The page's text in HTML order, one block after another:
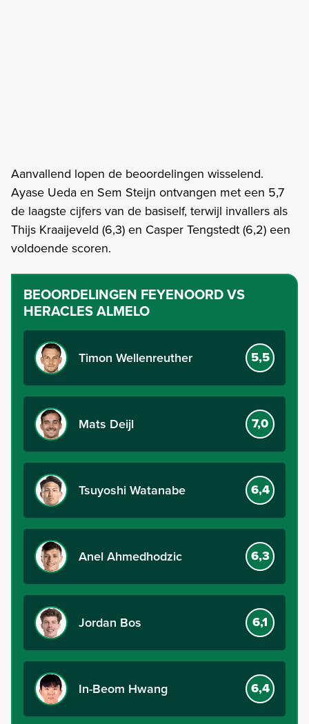
Aanvallend lopen de beoordelingen wisselend.
Ayase Ueda en Sem Steijn ontvangen met een 5,7
de laagste cijfers van de basiself, terwijl invallers als
Thijs Kraaijeveld (6,3) en Casper Tengstedt (6,2) een
voldoende scoren.
BEOORDELINGEN FEYENOORD VS
HERACLES ALMELO
Timon Wellenreuther 5,5
Mats Deijl 7,0
Tsuyoshi Watanabe 6,4
Anel Ahmedhodzic 6,3
Jordan Bos 6,1
In-Beom Hwang 6,4